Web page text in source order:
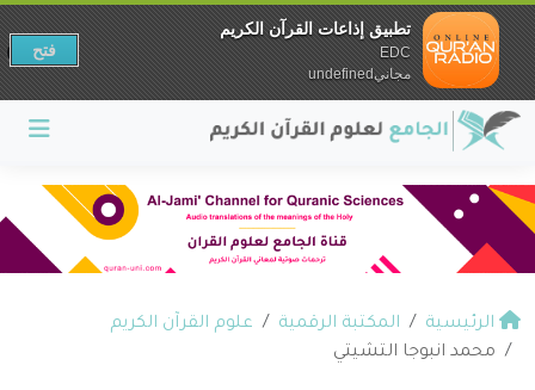
الرئيسية المكتبة الرقمية
علوم القرآن الكريم
محمد انبوجا التشيتي
تطبيق إذاعات القرآن الكريم
EDC
مجانيundefined
فتح